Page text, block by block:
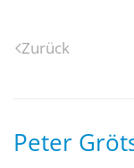
Zurück
Peter